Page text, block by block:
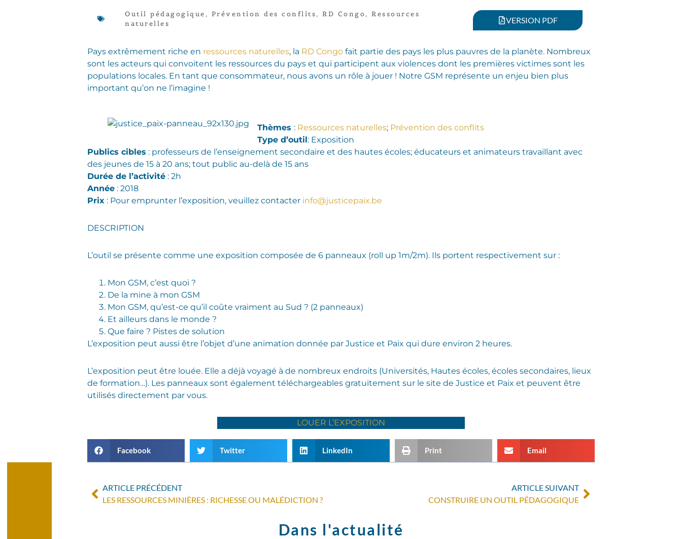
Outil pédagogique , Prévention des conflits, RD Congo, Ressources
naturelles
VERSION PDF
Pays extrêmement riche en ressources naturelles, la RD Congo fait partie des pays les plus pauvres de la planète. Nombreux
sont les acteurs qui convoitent les ressources du pays et qui participent aux violences dont les premières victimes sont les
populations locales. En tant que consommateur, nous avons un rôle à jouer ! Notre GSM représente un enjeu bien plus
important qu’on ne l’imagine !
Thèmes : Ressources naturelles; Prévention des conflits
Type d’outil: Exposition
Publics cibles : professeurs de l’enseignement secondaire et des hautes écoles; éducateurs et animateurs travaillant avec
des jeunes de 15 à 20 ans; tout public au-delà de 15 ans
Durée de l’activité : 2h
Année : 2018
Prix : Pour emprunter l’exposition, veuillez contacter info@justicepaix.be
DESCRIPTION
L’outil se présente comme une exposition composée de 6 panneaux (roll up 1m/2m). Ils portent respectivement sur :
Mon GSM, c’est quoi ?
De la mine à mon GSM
Mon GSM, qu’est-ce qu’il coûte vraiment au Sud ? (2 panneaux)
Et ailleurs dans le monde ?
Que faire ? Pistes de solution
L’exposition peut aussi être l’objet d’une animation donnée par Justice et Paix qui dure environ 2 heures.
L’exposition peut être louée. Elle a déjà voyagé à de nombreux endroits (Universités, Hautes écoles, écoles secondaires, lieux
de formation…). Les panneaux sont également téléchargeables gratuitement sur le site de Justice et Paix et peuvent être
utilisés directement par vous.
LOUER L’EXPOSITION
Facebook Twitter LinkedIn Print Email
ARTICLE PRÉCÉDENT
LES RESSOURCES MINIÈRES : RICHESSE OU MALÉDICTION ?
ARTICLE SUIVANT
CONSTRUIRE UN OUTIL PÉDAGOGIQUE
Dans l'actualité